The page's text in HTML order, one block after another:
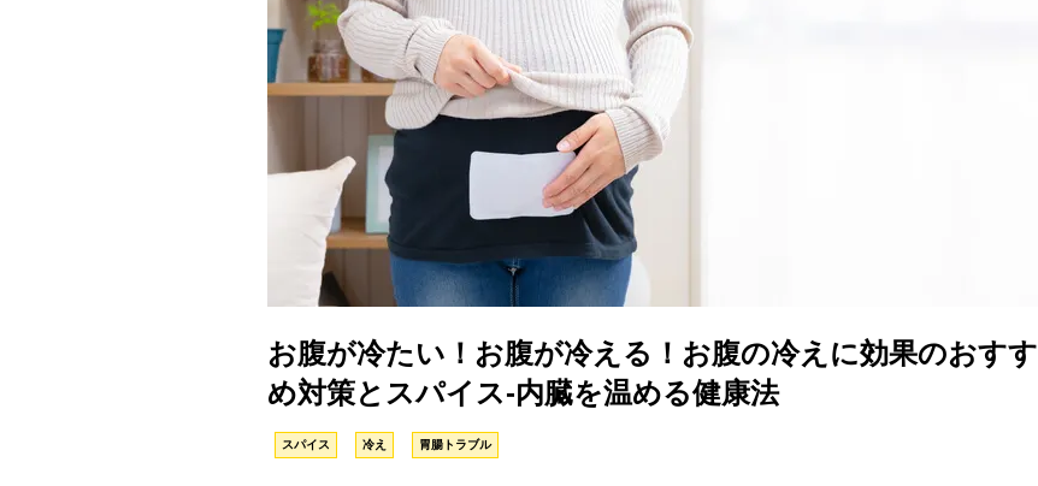
お腹が冷たい！お腹が冷える！お腹の冷えに効果のおすす
め対策とスパイス-内臓を温める健康法
スパイス 冷え 胃腸トラブル